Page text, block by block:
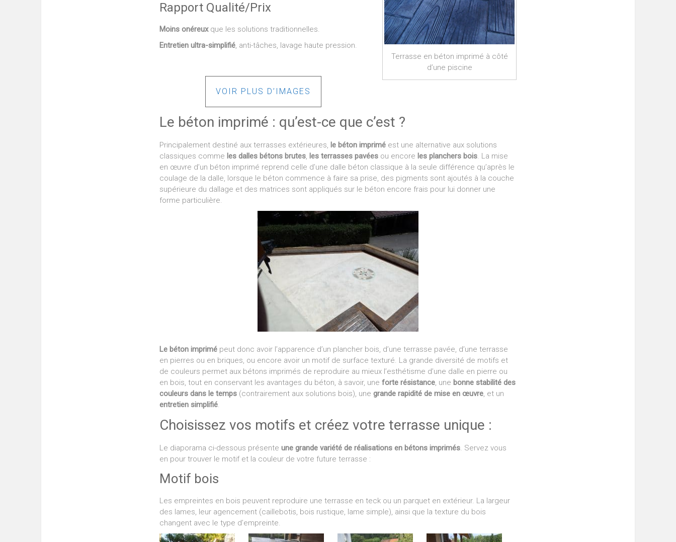
Terrasse en béton imprimé à côté
d’une piscine
Rapport Qualité/Prix
Moins onéreuxque les solutions traditionnelles.
Entretien ultra-simplifié, anti-tâches, lavage haute pression.
VOIR PLUS D’IMAGES
Le béton imprimé : qu’est-ce que c’est ?
Principalement destiné aux terrasses extérieures, le béton imprimé est une alternative aux solutions
classiques comme les dalles bétons brutes, les terrasses pavées ou encore les planchers bois. La mise
en œuvre d’un béton imprimé reprend celle d’une dalle béton classique à la seule différence qu’après le
coulage de la dalle, lorsque le béton commence à faire sa prise, des pigments sont ajoutés à la couche
supérieure du dallage et des matrices sont appliqués sur le béton encore frais pour lui donner une
forme particulière.
Le béton imprimé peut donc avoir l’apparence d’un plancher bois, d’une terrasse pavée, d’une terrasse
en pierres ou en briques, ou encore avoir un motif de surface texturé. La grande diversité de motifs et
de couleurs permet aux bétons imprimés de reproduire au mieux l’esthétisme d’une dalle en pierre ou
en bois, tout en conservant les avantages du béton, à savoir, une forte résistance, une bonne stabilité des
couleurs dans le temps (contrairement aux solutions bois), une grande rapidité de mise en œuvre, et un
entretien simplifié.
Choisissez vos motifs et créez votre terrasse unique :
Le diaporama ci-dessous présente une grande variété de réalisations en bétons imprimés. Servez vous
en pour trouver le motif et la couleur de votre future terrasse :
Motif bois
Les empreintes en bois peuvent reproduire une terrasse en teck ou un parquet en extérieur. La largeur
des lames, leur agencement (caillebotis, bois rustique, lame simple), ainsi que la texture du bois
changent avec le type d’empreinte.